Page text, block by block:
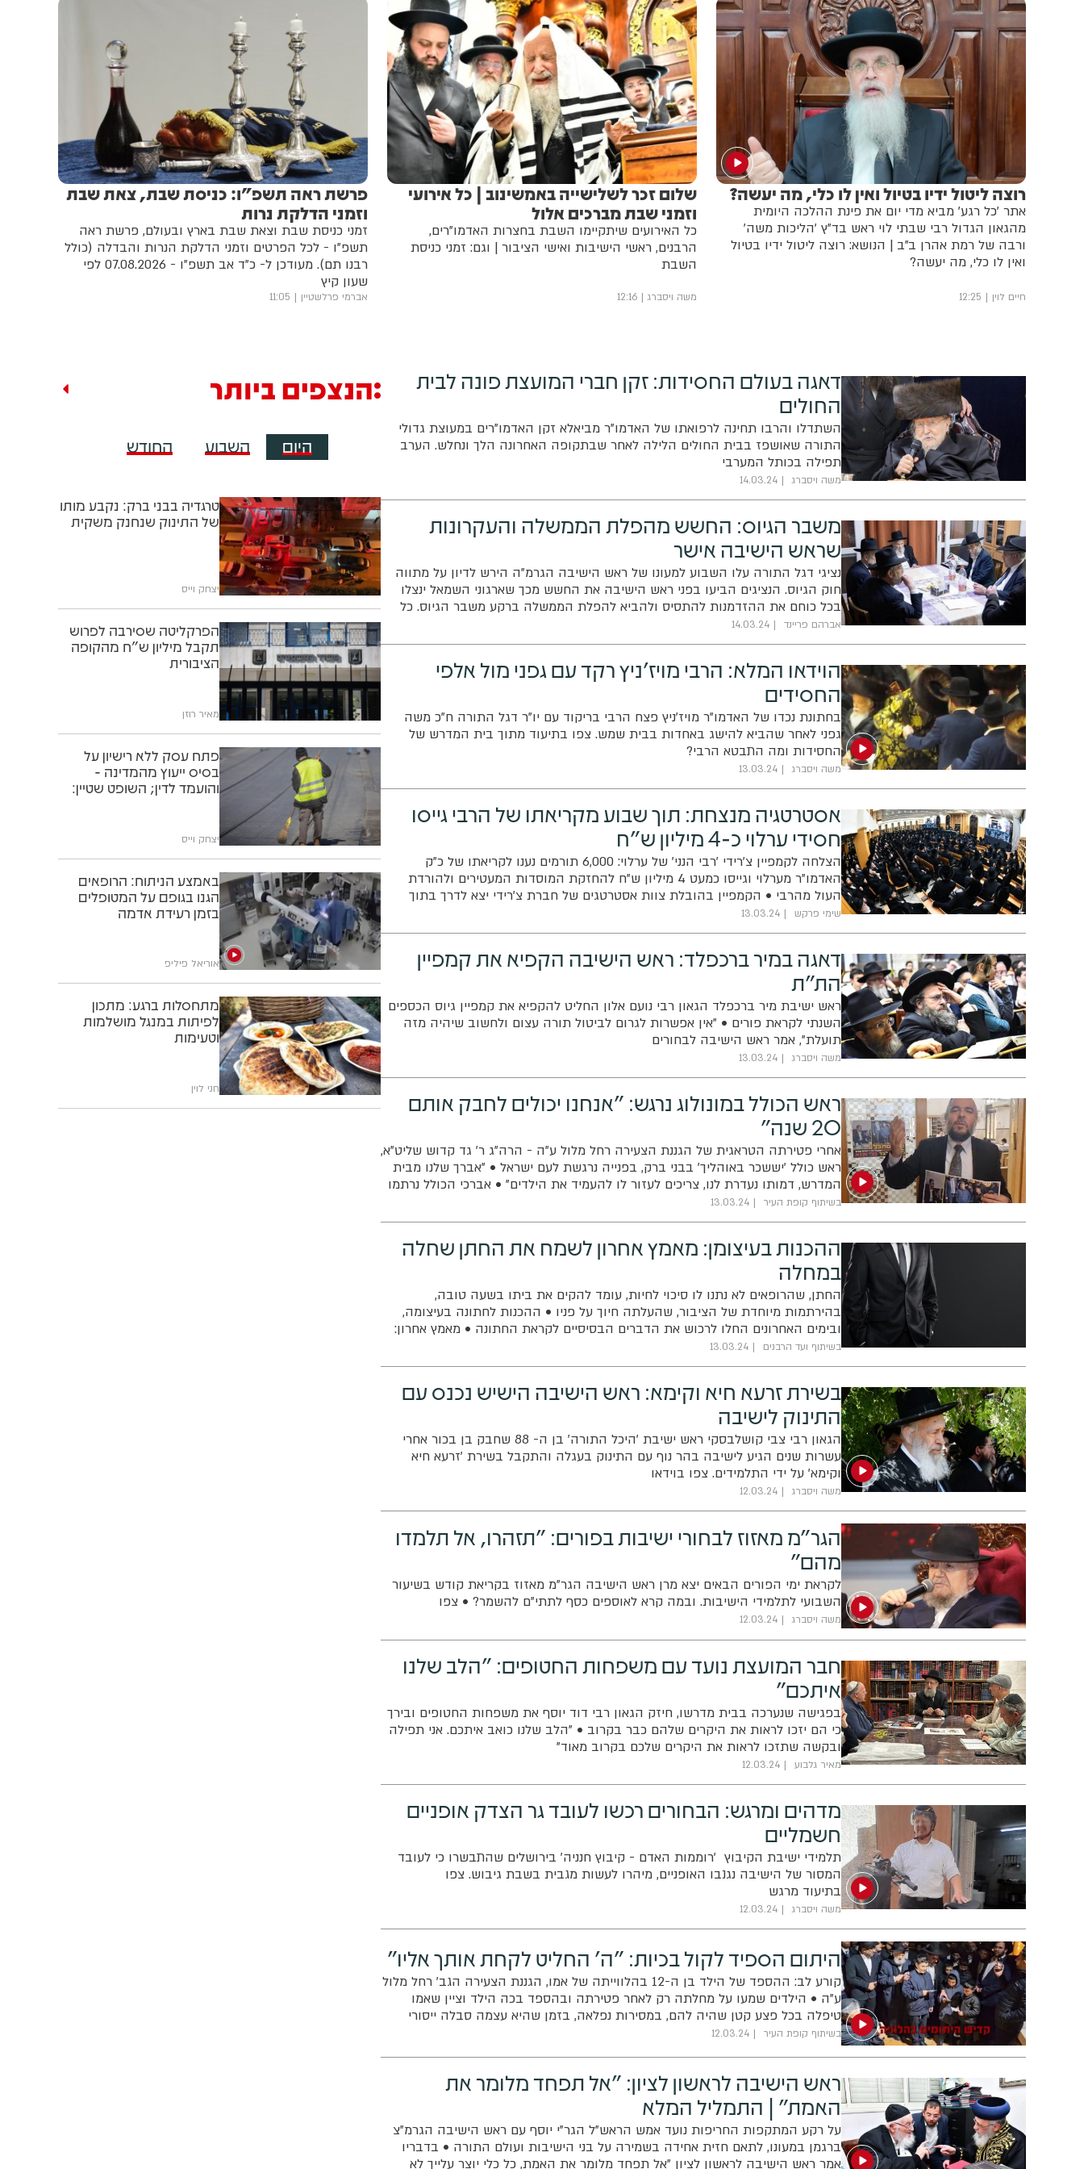
רוצה ליטול ידיו בטיול ואין לו כלי, מה יעשה?
אתר 'כל רגע' מביא מדי יום את פינת ההלכה היומית
מהגאון הגדול רבי שבתי לוי ראש בד"ץ 'הליכות משה'
ורבה של רמת אהרן ב"ב | הנושא: רוצה ליטול ידיו בטיול
ואין לו כלי, מה יעשה?
חיים לוין 12:25
שלום זכר לשלישייה באמשינוב | כל אירועי
וזמני שבת מברכים אלול
כל האירועים שיתקיימו השבת בחצרות האדמו"רים,
הרבנים, ראשי הישיבות ואישי הציבור | וגם: זמני כניסת
השבת
משה ויסברג 12:16
פרשת ראה תשפ"ו: כניסת שבת, צאת שבת
וזמני הדלקת נרות
זמני כניסת שבת וצאת שבת בארץ ובעולם, פרשת ראה
תשפ"ו - לכל הפרטים וזמני הדלקת הנרות והבדלה (כולל
רבנו תם). מעודכן ל- כ"ד אב תשפ"ו - 07.08.2026 לפי
שעון קיץ
אברמי פרלשטיין 11:05
דאגה בעולם החסידות: זקן חברי המועצת פונה לבית
החולים
השתדלו והרבו תחינה לרפואתו של האדמו"ר מביאלא זקן האדמו"רים במעוצת גדולי
התורה שאושפז בבית החולים הלילה לאחר שבתקופה האחרונה הלך ונחלש. הערב
תפילה בכותל המערבי
משה ויסברג 14.03.24
משבר הגיוס: החשש מהפלת הממשלה והעקרונות
שראש הישיבה אישר
נציגי דגל התורה עלו השבוע למעונו של ראש הישיבה הגרמ"ה הירש לדיון על מתווה
חוק הגיוס. הנציגים הביעו בפני ראש הישיבה את החשש מכך שארגוני השמאל ינצלו
בכל כוחם את ההזדמנות להתסיס ולהביא להפלת הממשלה ברקע משבר הגיוס. כל
הפרטים
אברהם פריינד 14.03.24
הוידאו המלא: הרבי מויז'ניץ רקד עם גפני מול אלפי
החסידים
בחתונת נכדו של האדמו"ר מויז'ניץ פצח הרבי בריקוד עם יו"ר דגל התורה ח"כ משה
גפני לאחר שהביא להישג באחדות בבית שמש. צפו בתיעוד מתוך בית המדרש של
החסידות ומה התבטא הרבי?
משה ויסברג 13.03.24
אסטרטגיה מנצחת: תוך שבוע מקריאתו של הרבי גייסו
חסידי ערלוי כ-4 מיליון ש"ח
הצלחה לקמפיין צ'רידי 'רבי הנני' של ערלוי: 6,000 תורמים נענו לקריאתו של כ"ק
האדמו"ר מערלוי וגייסו כמעט 4 מיליון ש"ח להחזקת המוסדות המעטירים ולהורדת
העול מהרבי • הקמפיין בהובלת צוות אסטרטגים של חברת צ'רידי יצא לדרך בתוך
שבוע מאז ביקש האדמו"ר את השתתפות החסידים
שימי פרקש 13.03.24
דאגה במיר ברכפלד: ראש הישיבה הקפיא את קמפיין
הת"ת
ראש ישיבת מיר ברכפלד הגאון רבי נועם אלון החליט להקפיא את קמפיין גיוס הכספים
השנתי לקראת פורים • "אין אפשרות לגרום לביטול תורה עצום ולחשוב שיהיה מזה
תועלת", אמר ראש הישיבה לבחורים
משה ויסברג 13.03.24
ראש הכולל במונולוג נרגש: "אנחנו יכולים לחבק אותם
20 שנה"
אחרי פטירתה הטראגית של הגננת הצעירה רחל מלול ע"ה - הרה"ג ר' גד קדוש שליט"א,
ראש כולל 'יששכר באוהליך' בבני ברק, בפנייה נרגשת לעם ישראל • "אברך שלנו מבית
המדרש, דמותו נעדרת לנו, צריכים לעזור לו להעמיד את הילדים" • אברכי הכולל נרתמו
לעזור ולסייע, ועדיין יש צורך בעזרה רבה
בשיתוף קופת העיר 13.03.24
ההכנות בעיצומן: מאמץ אחרון לשמח את החתן שחלה
במחלה
החתן, שהרופאים לא נתנו לו סיכוי לחיות, עומד להקים את ביתו בשעה טובה,
בהירתמות מיוחדת של הציבור, שהעלתה חיוך על פניו • ההכנות לחתונה בעיצומה,
ובימים האחרונים החלו לרכוש את הדברים הבסיסיים לקראת החתונה • מאמץ אחרון:
נותנים לחתן סיכוי להתחתן בכבוד ולהקים בית נאמן בישראל
בשיתוף ועד הרבנים 13.03.24
בשירת זרעא חיא וקימא: ראש הישיבה הישיש נכנס עם
התינוק לישיבה
הגאון רבי צבי קושלבסקי ראש ישיבת 'היכל התורה' בן ה- 88 שחבק בן בכור אחרי
עשרות שנים הגיע לישיבה בהר נוף עם התינוק בעגלה והתקבל בשירת 'זרעא חיא
וקימא' על ידי התלמידים. צפו בוידאו
משה ויסברג 12.03.24
הגר"מ מאזוז לבחורי ישיבות בפורים: "תזהרו, אל תלמדו
מהם"
לקראת ימי הפורים הבאים יצא מרן ראש הישיבה הגר"מ מאזוז בקריאת קודש בשיעור
השבועי לתלמידי הישיבות. ובמה קרא לאוספים כסף לתתי"ם להשמר? • צפו
משה ויסברג 12.03.24
חבר המועצת נועד עם משפחות החטופים: "הלב שלנו
איתכם"
בפגישה שנערכה בבית מדרשו, חיזק הגאון רבי דוד יוסף את משפחות החטופים ובירך
כי הם יזכו לראות את היקרים שלהם כבר בקרוב • "הלב שלנו כואב איתכם. אני תפילה
ובקשה שתזכו לראות את היקרים שלכם בקרוב מאוד"
מאיר גלבוע 12.03.24
מדהים ומרגש: הבחורים רכשו לעובד גר הצדק אופניים
חשמליים
תלמידי ישיבת הקיבוץ 'רוממות האדם - קיבוץ חנניה' בירושלים שהתבשרו כי לעובד
המסור של הישיבה נגנבו האופניים, מיהרו לעשות מגבית בשבת גיבוש. צפו
בתיעוד מרגש
משה ויסברג 12.03.24
היתום הספיד לקול בכיות: "ה' החליט לקחת אותך אליו"
קורע לב: ההספד של הילד בן ה-12 בהלווייתה של אמו, הגננת הצעירה הגב' רחל מלול
ע"ה • הילדים שמעו על מחלתה רק לאחר פטירתה ובהספד בכה הילד וציין שאמו
טיפלה בכל פצע קטן שהיה להם, במסירות נפלאה, בזמן שהיא עצמה סבלה ייסורי
שאול ולא הסגירה את כאבה החוצה
בשיתוף קופת העיר 12.03.24
ראש הישיבה לראשון לציון: "אל תפחד מלומר את
האמת" | התמליל המלא
על רקע המתקפות החריפות נועד אמש הראש"ל הגר"י יוסף עם ראש הישיבה הגרמ"צ
ברגמן במעונו, לתאם חזית אחידה בשמירה על בני הישיבות ועולם התורה • בדבריו
אמר ראש הישיבה לראשון לציון "אל תפחד מלומר את האמת, כל כלי יוצר עלייך לא
הנצפים ביותר
היום השבוע החודש
טרגדיה בבני ברק: נקבע מותו
של התינוק שנחנק משקית
יצחק וייס
הפרקליטה שסירבה לפרוש
תקבל מיליון ש"ח מהקופה
הציבורית
מאיר רוזן
פתח עסק ללא רישיון על
בסיס ייעוץ מהמדינה -
והועמד לדין; השופט שטיין:
יצחק וייס
באמצע הניתוח: הרופאים
הגנו בגופם על המטופלים
בזמן רעידת אדמה
אוריאל פיליפ
מתחסלות ברגע: מתכון
לפיתות במנגל מושלמות
וטעימות
חני לוין